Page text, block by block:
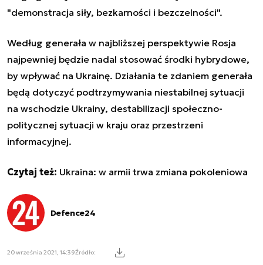
"demonstracja siły, bezkarności i bezczelności".
Według generała w najbliższej perspektywie Rosja
najpewniej będzie nadal stosować środki hybrydowe,
by wpływać na Ukrainę. Działania te zdaniem generała
będą dotyczyć podtrzymywania niestabilnej sytuacji
na wschodzie Ukrainy, destabilizacji społeczno-
politycznej sytuacji w kraju oraz przestrzeni
informacyjnej.
Czytaj też: Ukraina: w armii trwa zmiana pokoleniowa
Defence24
20 września 2021, 14:39Źródło: